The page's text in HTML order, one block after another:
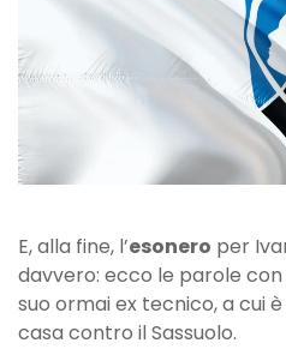
l’allenatore
dell’Atalanta
E, alla fine, l’esonero per
davvero: ecco le parole con
suo ormai ex tecnico, a cui
casa contro il Sassuolo.